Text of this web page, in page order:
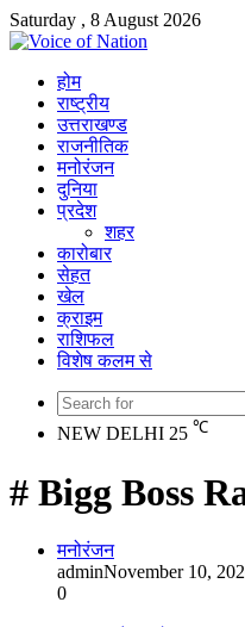
Saturday , 8 August 2026
होम
राष्ट्रीय
उत्तराखण्ड
राजनीतिक
मनोरंजन
दुनिया
प्रदेश
शहर
कारोबार
सेहत
खेल
क्राइम
राशिफल
विशेष कलम से
NEW DELHI 25 ℃
# Bigg Boss
मनोरंजन
adminNovember 10,
0